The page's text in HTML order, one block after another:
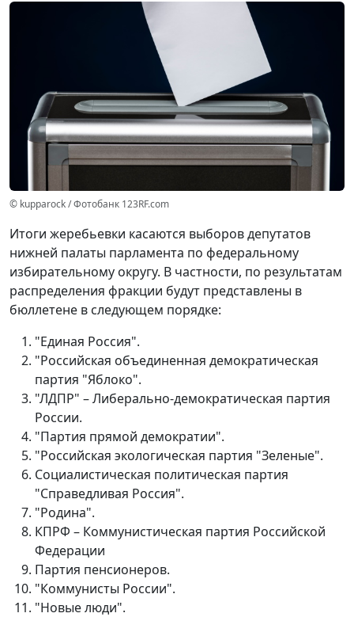
© kupparock / Фотобанк 123RF.com
Итоги жеребьевки касаются выборов депутатов
нижней палаты парламента по федеральному
избирательному округу. В частности, по результатам
распределения фракции будут представлены в
бюллетене в следующем порядке:
"Единая Россия".
"Российская объединенная демократическая
партия "Яблоко".
"ЛДПР" – Либерально-демократическая партия
России.
"Партия прямой демократии".
"Российская экологическая партия "Зеленые".
Социалистическая политическая партия
"Справедливая Россия".
"Родина".
КПРФ – Коммунистическая партия Российской
Федерации
Партия пенсионеров.
"Коммунисты России".
"Новые люди".